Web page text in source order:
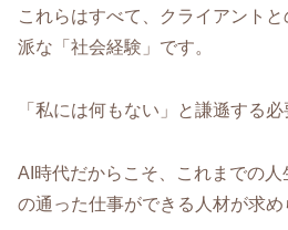
これらはすべて、クライアント
派な「社会経験」です。
「私には何もない」と謙遜する必
AI時代だからこそ、これまでの
の通った仕事ができる人材が求め